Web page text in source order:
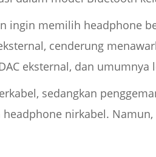
ingin memilih headphone
cenderung
eksternal, dan umumnya
sedangkan
nirkabel. Namun,